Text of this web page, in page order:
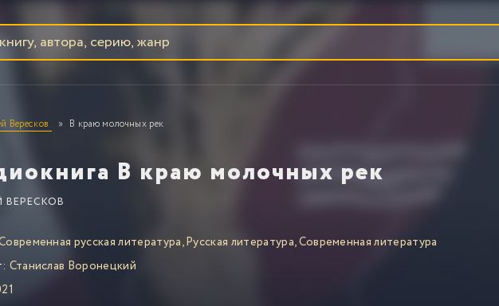
Вересков В краю молочных рек
В краю молочных рек
ВЕРЕСКОВ
русская литература,Русская литература,Современная литература
Станислав Воронецкий